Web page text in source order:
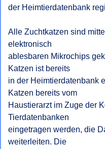
der Heimtierdatenbank
Alle Zuchtkatzen sind
elektronisch
ablesbaren Mikrochips
Katzen ist bereits
in der Heimtierdatenbank
Katzen bereits vom
Haustierarzt im Zuge der
Tierdatenbanken
eingetragen werden, die
weiterleiten. Die